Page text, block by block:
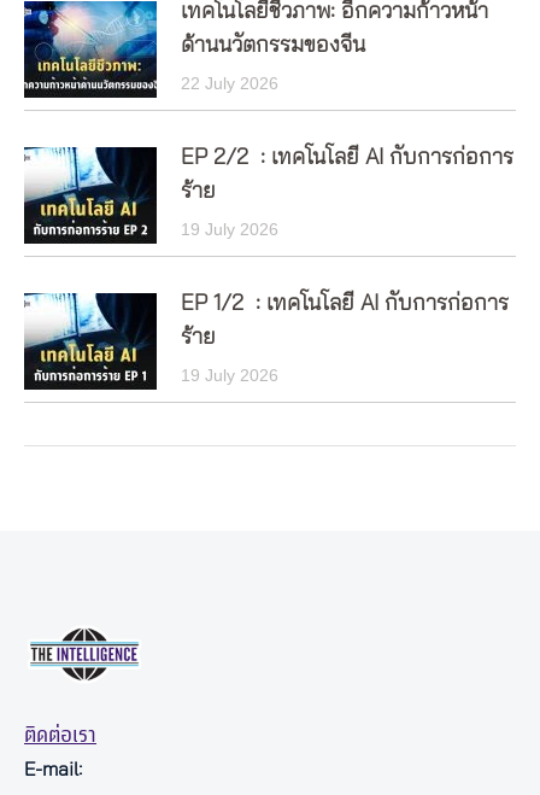
เทคโนโลยีชีวภาพ: อีกความก้าวหน้า
ด้านนวัตกรรมของจีน
22 July 2026
EP 2/2 : เทคโนโลยี AI กับการก่อการ
ร้าย
19 July 2026
EP 1/2 : เทคโนโลยี AI กับการก่อการ
ร้าย
19 July 2026
ติดต่อเรา
E-mail: